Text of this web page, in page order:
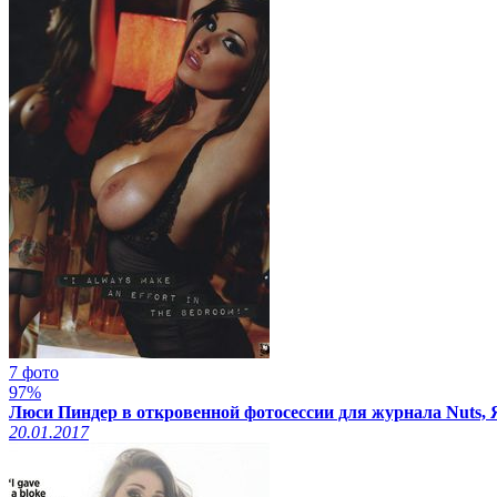
7 фото
97%
Люси Пиндер в откровенной фотосессии для журнала Nuts,
20.01.2017